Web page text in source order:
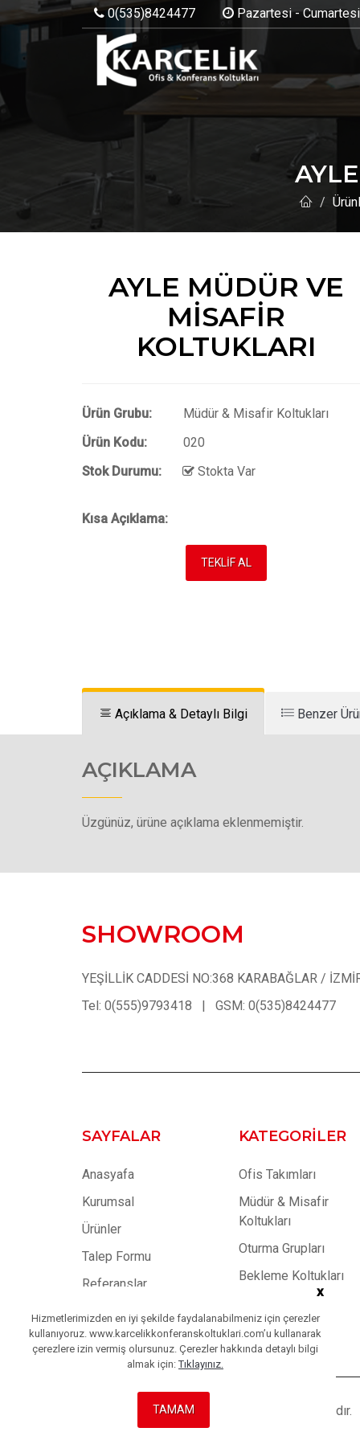
0(535)8424477 Pazartesi -
AYLE MÜDÜR VE
MİSAFİR
KOLTUKLARI
Ürün Grubu:
Müdür & Misafir Koltukları
Ürün Kodu:
020
Stok Durumu:
Stokta Var
Kısa Açıklama:
TEKLİF AL
Açıklama & Detaylı Bilgi Benzer
AÇIKLAMA
Üzgünüz, ürüne açıklama eklenmemiştir.
SHOWROOM
YEŞİLLİK CADDESİ NO:368 KARABAĞLAR /
Tel: 0(555)9793418 | GSM: 0(535)8424477
SAYFALAR
Anasyafa
Kurumsal
Ürünler
Talep Formu
Referanslar
Blog
İletişim
KATEGORILER
Ofis Takımları
Müdür & Misafir
Koltukları
Oturma Grupları
Bekleme Koltukları
Dolaplar
Copyright © 2023Karçelik | Tüm Hakları Saklıdır.
x
Hizmetlerimizden en iyi şekilde faydalanabilmeniz için çerezler
kullanıyoruz. www.karcelikkonferanskoltuklari.com’u kullanarak
çerezlere izin vermiş olursunuz. Çerezler hakkında detaylı bilgi
almak için:Tıklayınız.
TAMAM